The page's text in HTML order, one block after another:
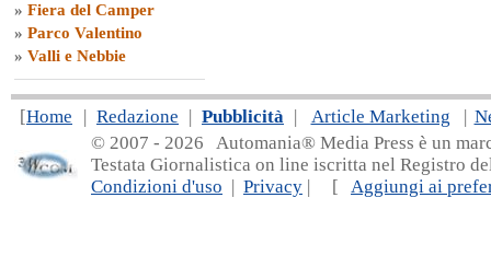
» Fiera del Camper
» Parco Valentino
» Valli e Nebbie
[Home | Redazione | Pubblicità | Article Marketing |
© 2007 - 2026 Automania® Media Press è un
Testata Giornalistica on line iscritta nel Registro
Condizioni d'uso | Privacy | [ Aggiungi ai